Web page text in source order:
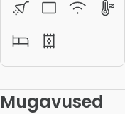
Mugavused